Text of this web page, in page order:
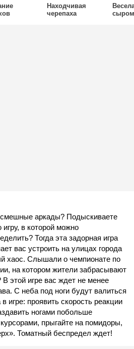
аркады? Подыскиваете
игру, в которой можно
Тогда эта задорная игра
вас устроить на улицах города
хаос. Слышали о чемпионате по
на котором жители забрасывают
В этой игре вас ждет не менее
С неба под ноги будут валиться
игре: проявить скорость реакции
ногами побольше
прыгайте на помидоры,
Томатный беспредел ждет!
Находчивая
черепаха
сыром